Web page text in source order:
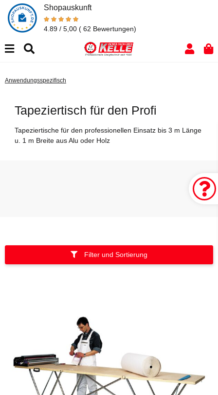
Shopauskunft
4.89 / 5,00 ( 62 Bewertungen)
Anwendungsspezifisch
Tapeziertisch für den Profi
Tapeziertische für den professionellen Einsatz bis 3 m Länge
u. 1 m Breite aus Alu oder Holz
Filter und Sortierung